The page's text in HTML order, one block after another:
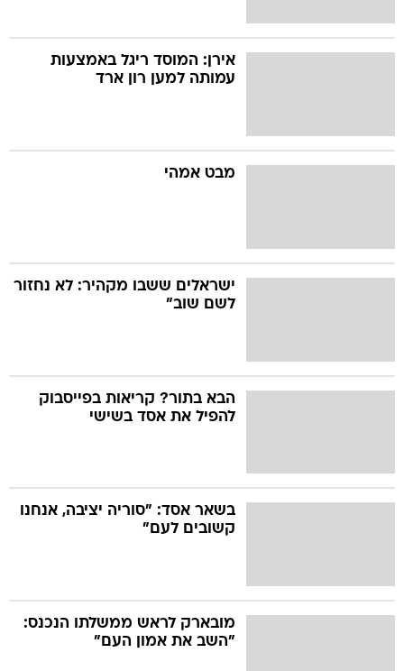
אירן: המוסד ריגל באמצעות
עמותה למען רון ארד
מבט אמהי
ישראלים ששבו מקהיר: לא נחזור
לשם שוב"
הבא בתור? קריאות בפייסבוק
להפיל את אסד בשישי
בשאר אסד: "סוריה יציבה, אנחנו
קשובים לעם"
מובארק לראש ממשלתו הנכנס:
"השב את אמון העם"